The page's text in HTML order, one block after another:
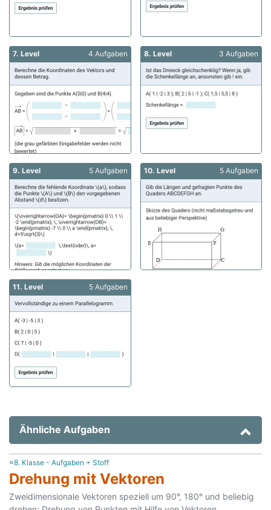
7. Level 4 Aufgaben 8. Level 3 Aufgaben
9. Level 5 Aufgaben 10. Level 5 Aufgaben
11. Level 5 Aufgaben
Ähnliche Aufgaben
≈8. Klasse - Aufgaben + Stoff
Drehung mit Vektoren
Zweidimensionale Vektoren speziell um 90°, 180° und beliebig